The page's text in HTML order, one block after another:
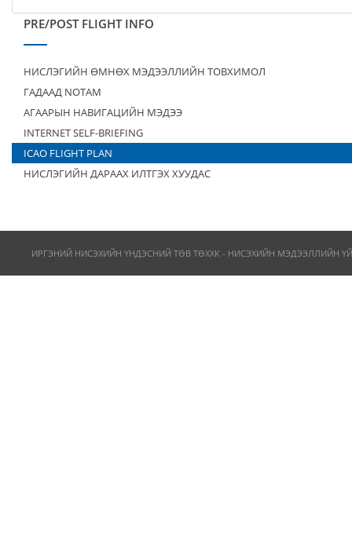
PRE/POST FLIGHT INFO
НИСЛЭГИЙН ӨМНӨХ МЭДЭЭЛЛИЙН ТОВХИМОЛ
ГАДААД NOTAM
АГААРЫН НАВИГАЦИЙН МЭДЭЭ
INTERNET SELF-BRIEFING
ICAO FLIGHT PLAN
НИСЛЭГИЙН ДАРААХ ИЛТГЭХ ХУУДАС
ИРГЭНИЙ НИСЭХИЙН ҮНДЭСНИЙ ТӨВ ТӨХХК - НИСЭХИЙН МЭДЭЭЛЛИЙН